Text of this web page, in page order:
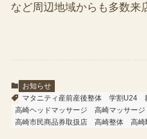
など周辺地域からも多数来
お知らせ
マタニティ産前産後整体
学割U24
高崎ヘッドマッサージ
高崎マッサージ
高崎市民商品券取扱店
高崎整体 高崎